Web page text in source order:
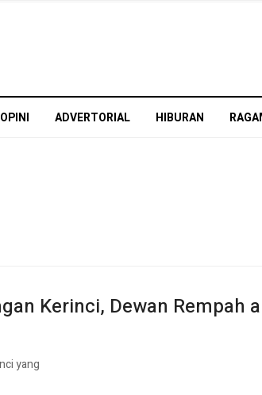
OPINI ADVERTORIAL HIBURAN
Kerinci, Dewan Rempah
yang